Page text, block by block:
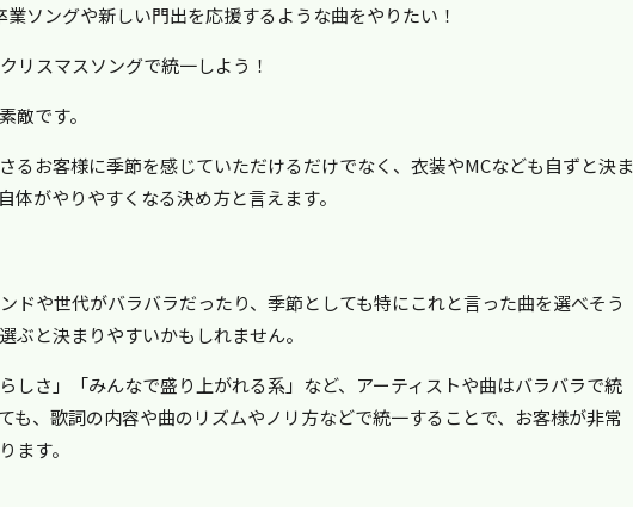
業ソングや新しい門出を応援するような曲をやりたい！
リスマスソングで統一しよう！
敵です。
るお客様に季節を感じていただけるだけでなく、衣装やMCなども自ずと決ま
体がやりやすくなる決め方と言えます。
ドや世代がバラバラだったり、季節としても特にこれと言った曲を選べそう
ぶと決まりやすいかもしれません。
しさ」「みんなで盛り上がれる系」など、アーティストや曲はバラバラで統
も、歌詞の内容や曲のリズムやノリ方などで統一することで、お客様が非常
ます。